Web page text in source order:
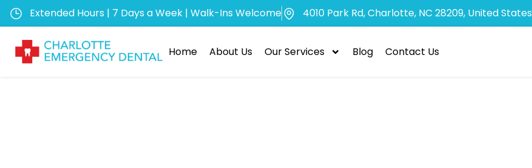
Extended Hours | 7 Days a Week | Walk-Ins Welcome 4010 Park Rd, Charlotte, NC 28209, United States
Home About Us Our Services Blog Contact Us